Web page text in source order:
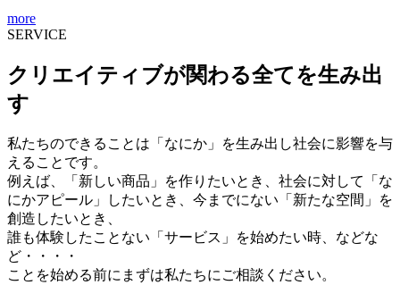
more
SERVICE
クリエイティブが関わる全てを生み出
す
私たちのできることは「なにか」を生み出し社会に影響を与
えることです。
例えば、「新しい商品」を作りたいとき、社会に対して「な
にかアピール」したいとき、今までにない「新たな空間」を
創造したいとき、
誰も体験したことない「サービス」を始めたい時、などな
ど・・・・
ことを始める前にまずは私たちにご相談ください。